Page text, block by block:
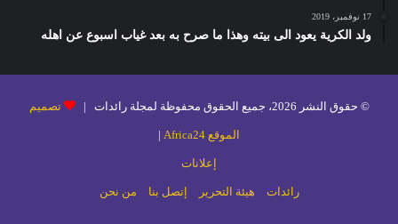
17 نوفمبر، 2019
ولد الكرية يعود الى بيته وهذا ما صرح به بعد غياب اسبوع عن اهله
© حقوق النشر 2026، جميع الحقوق محفوظة لمجلة رائدات | تصميم
الموقع Africa24 |
إعلانات
رائدات هيئة التحرير إتصل بنا من نحن